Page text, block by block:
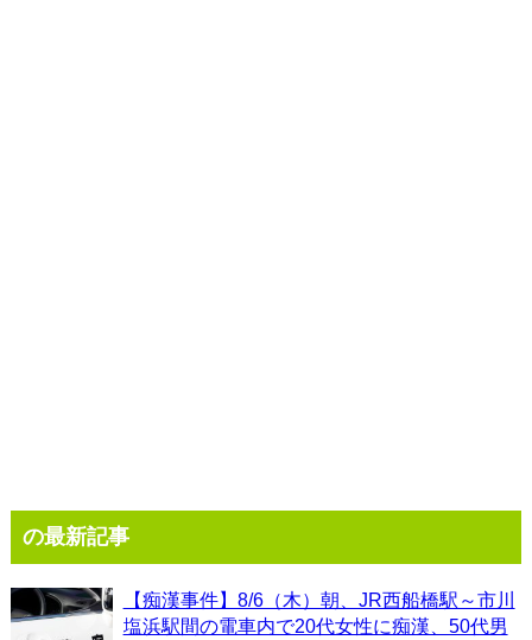
の最新記事
【痴漢事件】8/6（木）朝、JR西船橋駅～市川
塩浜駅間の電車内で20代女性に痴漢、50代男